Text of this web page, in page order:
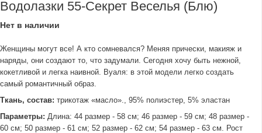
Водолазки 55-Секрет Веселья (блю)
Нет в наличии
Женщины могут все! А кто сомневался? Меняя прически, макияж и
наряды, они создают то, что задумали. Сегодня хочу быть нежной,
кокетливой и легка наивной. Вуаля: в этой модели легко создать
самый романтичный образ.
Ткань, состав: трикотаж «масло»., 95% полиэстер, 5% эластан
Параметры: Длина: 44 размер - 58 см; 46 размер - 59 см; 48 размер -
60 см; 50 размер - 61 см; 52 размер - 62 см; 54 размер - 63 см. Рост